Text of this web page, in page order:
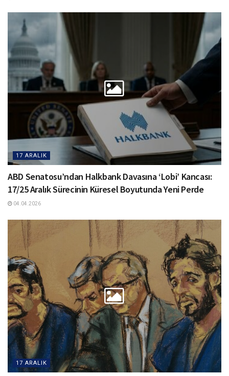
17 ARALIK
ABD Senatosu’ndan Halkbank Davasına ‘Lobi’ Kancası:
17/25 Aralık Sürecinin Küresel Boyutunda Yeni Perde
04.04.2026
17 ARALIK